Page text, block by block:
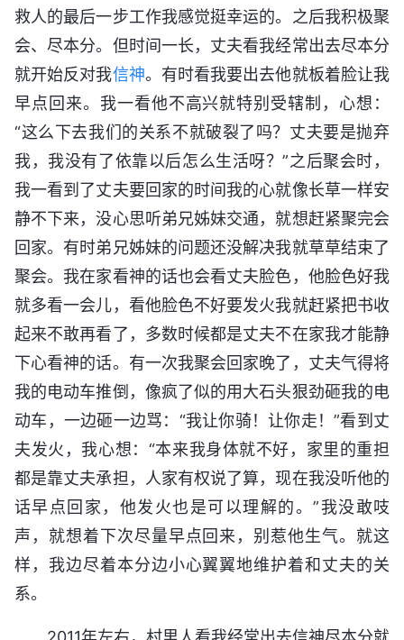
救人的最后一步工作我感觉挺幸运的。之后我积极聚
会、尽本分。但时间一长，丈夫看我经常出去尽本分
就开始反对我信神。有时看我要出去他就板着脸让我
早点回来。我一看他不高兴就特别受辖制，心想：
“这么下去我们的关系不就破裂了吗？丈夫要是抛弃
我，我没有了依靠以后怎么生活呀？”之后聚会时，
我一看到了丈夫要回家的时间我的心就像长草一样安
静不下来，没心思听弟兄姊妹交通，就想赶紧聚完会
回家。有时弟兄姊妹的问题还没解决我就草草结束了
聚会。我在家看神的话也会看丈夫脸色，他脸色好我
就多看一会儿，看他脸色不好要发火我就赶紧把书收
起来不敢再看了，多数时候都是丈夫不在家我才能静
下心看神的话。有一次我聚会回家晚了，丈夫气得将
我的电动车推倒，像疯了似的用大石头狠劲砸我的电
动车，一边砸一边骂：“我让你骑！让你走！”看到丈
夫发火，我心想：“本来我身体就不好，家里的重担
都是靠丈夫承担，人家有权说了算，现在我没听他的
话早点回家，他发火也是可以理解的。”我没敢吱
声，就想着下次尽量早点回来，别惹他生气。就这
样，我边尽着本分边小心翼翼地维护着和丈夫的关
系。